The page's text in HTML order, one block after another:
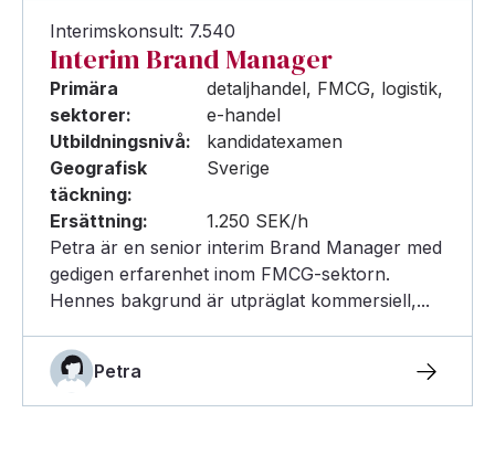
Interimskonsult: 7.540
Interim Brand Manager
Primära
sektorer:
detaljhandel, FMCG, logistik,
e-handel
Utbildningsnivå:
kandidatexamen
Geografisk
täckning:
Sverige
Ersättning:
1.250 SEK/h
Petra är en senior interim Brand Manager med
gedigen erfarenhet inom FMCG-sektorn.
Hennes bakgrund är utpräglat kommersiell,...
Petra